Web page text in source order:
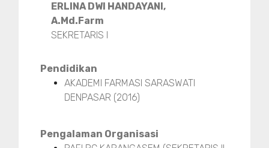
ERLINA DWI HANDAYANI,
A.Md.Farm
SEKRETARIS I
Pendidikan
AKADEMI FARMASI SARASWATI
DENPASAR (2016)
Pengalaman Organisasi